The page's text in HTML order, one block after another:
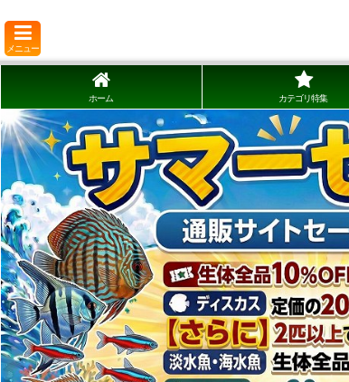
メニュー
ホーム カテゴリ特集